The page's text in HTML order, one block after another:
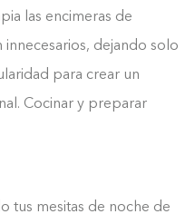
las encimeras de
dejando solo
para crear un
Cocinar y preparar
tus mesitas de noche de